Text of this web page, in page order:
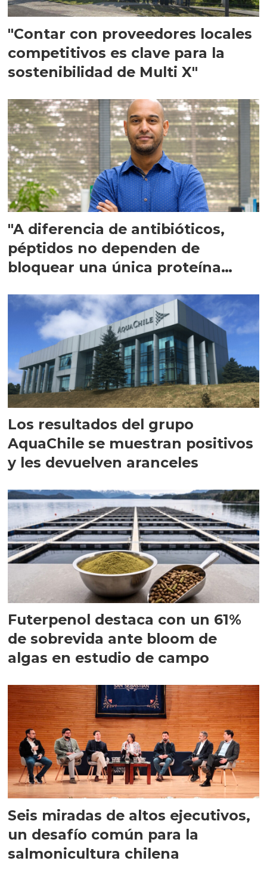
"Contar con proveedores locales
competitivos es clave para la
sostenibilidad de Multi X"
"A diferencia de antibióticos,
péptidos no dependen de
bloquear una única proteína
Los resultados del grupo
AquaChile se muestran positivos
y les devuelven aranceles
Futerpenol destaca con un 61%
de sobrevida ante bloom de
algas en estudio de campo
Seis miradas de altos ejecutivos,
un desafío común para la
salmonicultura chilena